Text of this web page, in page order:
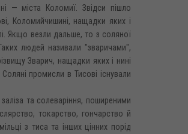
— міста Коломиї. Звідси пішло
Коломийчишині, нащадки яких і
Якщо везли дальше, то з соляної
людей називали "зваричами",
Зварич, нащадки яких і нині
промисли в Тисові існували
та солеваріння, поширеними
токарство, гончарство й
з тиса та інших цінних порід